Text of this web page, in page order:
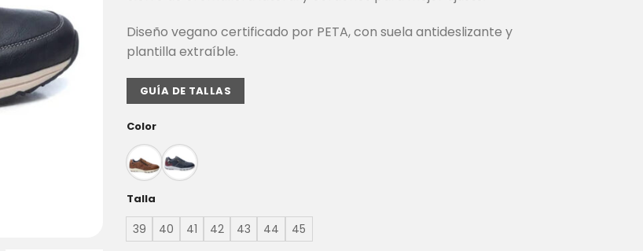
Diseño vegano certificado por PETA, con suela antideslizante y
plantilla extraíble.
GUÍA DE TALLAS
Color
Talla
39 40 41 42 43 44 45